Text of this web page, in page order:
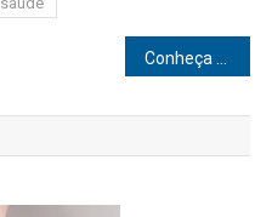
Conheça os benefícios da cúrcuma para desinflamar o organismo